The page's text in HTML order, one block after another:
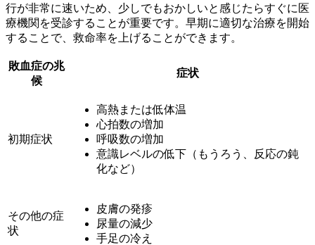
行が非常に速いため、少しでもおかしいと感じたらすぐに医
療機関を受診することが重要です。早期に適切な治療を開始
することで、救命率を上げることができます。
敗血症の兆
候
症状
初期症状
高熱または低体温
心拍数の増加
呼吸数の増加
意識レベルの低下（もうろう、反応の鈍
化など）
その他の症
状
皮膚の発疹
尿量の減少
手足の冷え